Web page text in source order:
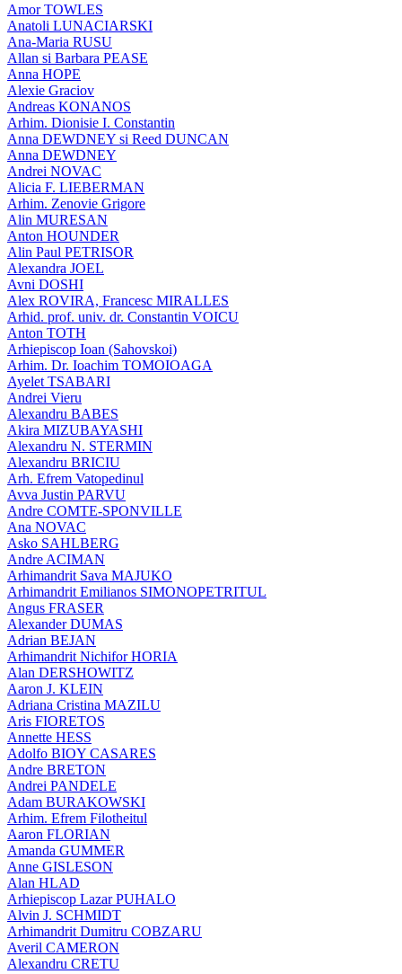
Amor TOWLES
Anatoli LUNACIARSKI
Ana-Maria RUSU
Allan si Barbara PEASE
Anna HOPE
Alexie Graciov
Andreas KONANOS
Arhim. Dionisie I. Constantin
Anna DEWDNEY si Reed DUNCAN
Anna DEWDNEY
Andrei NOVAC
Alicia F. LIEBERMAN
Arhim. Zenovie Grigore
Alin MURESAN
Anton HOUNDER
Alin Paul PETRISOR
Alexandra JOEL
Avni DOSHI
Alex ROVIRA, Francesc MIRALLES
Arhid. prof. univ. dr. Constantin VOICU
Anton TOTH
Arhiepiscop Ioan (Sahovskoi)
Arhim. Dr. Ioachim TOMOIOAGA
Ayelet TSABARI
Andrei Vieru
Alexandru BABES
Akira MIZUBAYASHI
Alexandru N. STERMIN
Alexandru BRICIU
Arh. Efrem Vatopedinul
Avva Justin PARVU
Andre COMTE-SPONVILLE
Ana NOVAC
Asko SAHLBERG
Andre ACIMAN
Arhimandrit Sava MAJUKO
Arhimandrit Emilianos SIMONOPETRITUL
Angus FRASER
Alexander DUMAS
Adrian BEJAN
Arhimandrit Nichifor HORIA
Alan DERSHOWITZ
Aaron J. KLEIN
Adriana Cristina MAZILU
Aris FIORETOS
Annette HESS
Adolfo BIOY CASARES
Andre BRETON
Andrei PANDELE
Adam BURAKOWSKI
Arhim. Efrem Filotheitul
Aaron FLORIAN
Amanda GUMMER
Anne GISLESON
Alan HLAD
Arhiepiscop Lazar PUHALO
Alvin J. SCHMIDT
Arhimandrit Dumitru COBZARU
Averil CAMERON
Alexandru CRETU